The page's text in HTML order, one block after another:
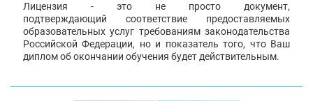
Лицензия - это не просто документ,
подтверждающий соответствие предоставляемых
образовательных услуг требованиям законодательства
Российской Федерации, но и показатель того, что Ваш
диплом об окончании обучения будет действительным.